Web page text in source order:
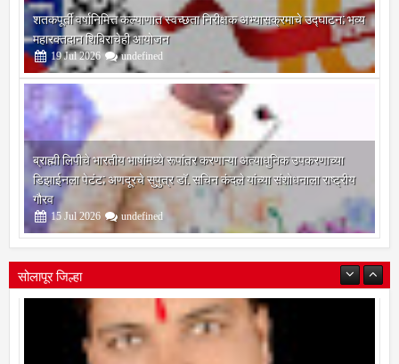
शतकपूर्ती वर्षानिमित्त कल्याणात स्वच्छता निरीक्षक अभ्यासक्रमाचे उद्घाटन; भव्य
महारक्तदान शिबिराचेही आयोजन
19 Jul 2026 undefined
ब्राह्मी लिपीचे भारतीय भाषांमध्ये रूपांतर करणाऱ्या अत्याधुनिक उपकरणाच्या
डिझाईनला पेटंट; अणदूरचे सुपुत्र डॉ. सचिन कंदले यांच्या संशोधनाला राष्ट्रीय
गौरव
15 Jul 2026 undefined
सोलापूर जिल्हा